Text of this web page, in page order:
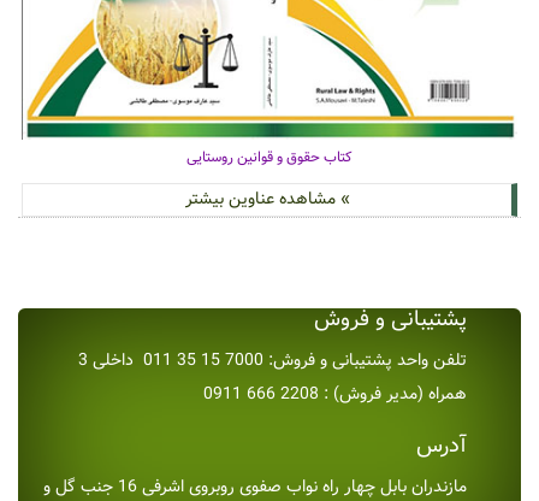
کتاب حقوق و قوانین روستایی
» مشاهده عناوین بیشتر
پشتیبانی و فروش
تلفن واحد پشتیبانی و فروش: 7000 15 35 011 داخلی 3
همراه (مدیر فروش) : 2208 666 0911
آدرس
مازندران بابل چهار راه نواب صفوی روبروی اشرفی 16 جنب گل و